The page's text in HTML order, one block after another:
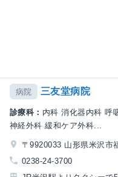
病院 三友堂病院
診療科： 内科 消化器内科 呼
神経外科 緩和ケア外科...
〒9920033 山形県米沢市
0238-24-3700